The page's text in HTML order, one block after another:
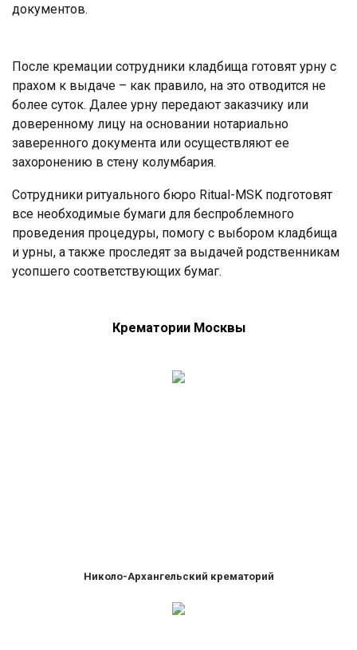
документов.
После кремации сотрудники кладбища готовят урну с
прахом к выдаче – как правило, на это отводится не
более суток. Далее урну передают заказчику или
доверенному лицу на основании нотариально
заверенного документа или осуществляют ее
захоронению в стену колумбария.
Сотрудники ритуального бюро Ritual-MSK подготовят
все необходимые бумаги для беспроблемного
проведения процедуры, помогу с выбором кладбища
и урны, а также проследят за выдачей родственникам
усопшего соответствующих бумаг.
Крематории Москвы
Николо-Архангельский крематорий